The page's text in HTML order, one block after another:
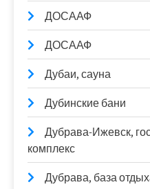
ДОСААФ
ДОСААФ
Дубаи, сауна
Дубинские бани
Дубрава-Ижевск,
комплекс
Дубрава, база